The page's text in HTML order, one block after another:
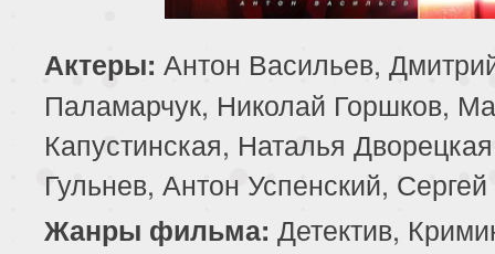
Актеры: Антон Васильев,
Паламарчук, Николай Горшков,
Капустинская, Наталья
Гульнев, Антон Успенский,
Жанры фильма: Детектив,